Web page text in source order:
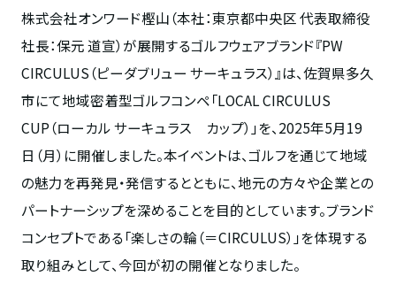
株式会社オンワード樫山（本社：東京都中央区 代表取締役
社長：保元 道宣）が展開するゴルフウェアブランド『PW
CIRCULUS（ピーダブリュー サーキュラス）』は、佐賀県多久
市にて地域密着型ゴルフコンペ「LOCAL CIRCULUS
CUP（ローカル サーキュラス カップ）」を、 2025年5月19
日（月）に開催しました。本イベントは、ゴルフを通じて地域
の魅力を再発見・発信するとともに、地元の方々や企業との
パートナーシップを深めることを目的としています。ブランド
コンセプトである「楽しさの輪（＝CIRCULUS）」を体現する
取り組みとして、今回が初の開催となりました。